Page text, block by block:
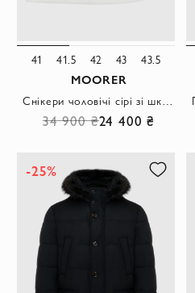
41 41.5 42 43 43.5
MOORER
34 900 ₴24 400 ₴
-25%